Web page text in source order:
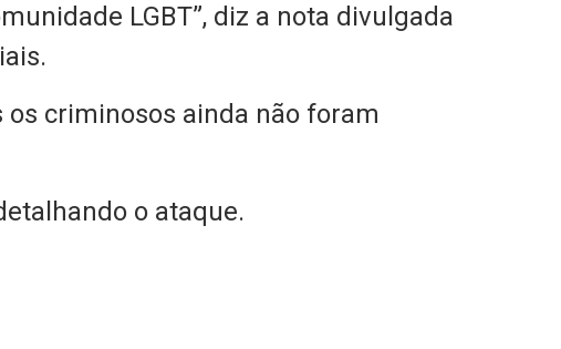
LGBT”, diz a nota divulgada
criminosos ainda não foram
o ataque.